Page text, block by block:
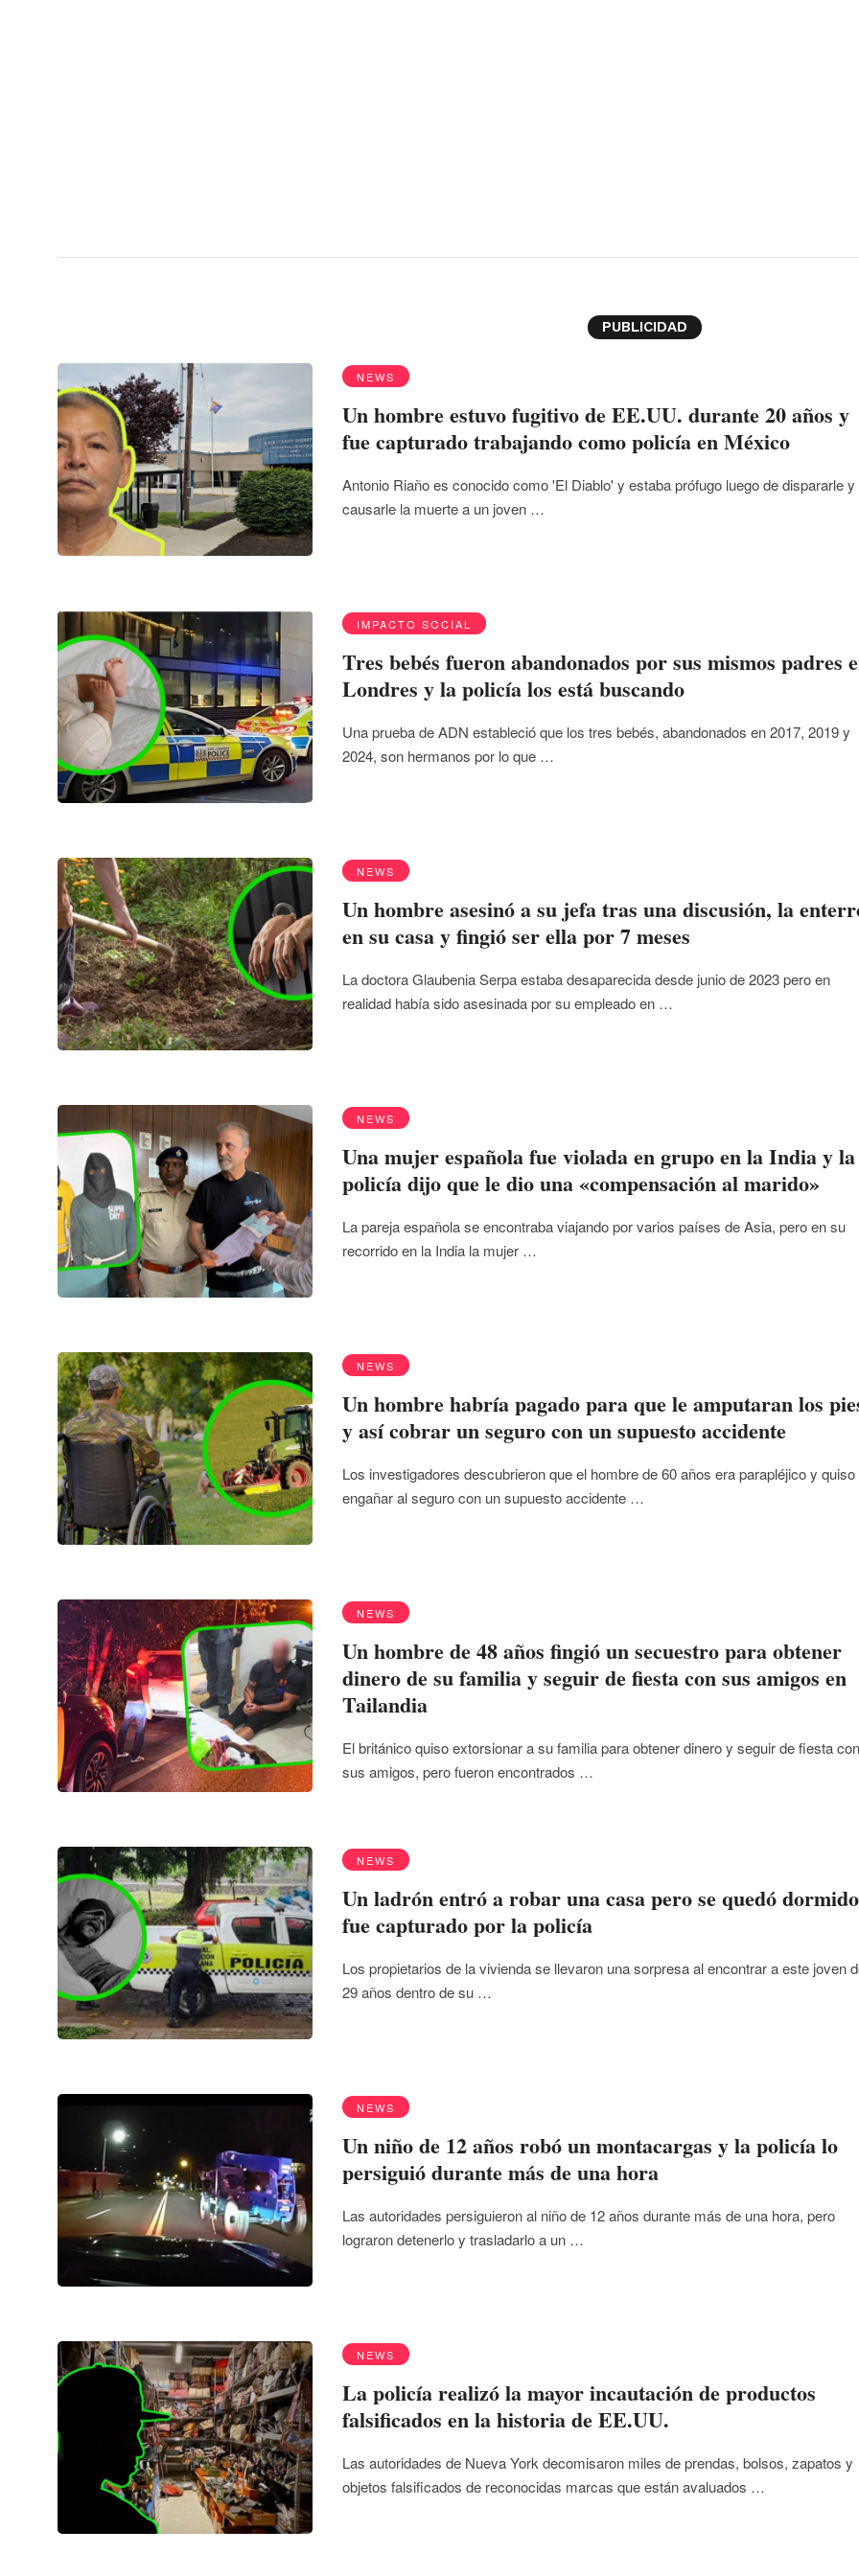
PUBLICIDAD
NEWS
Un hombre estuvo fugitivo de EE.UU. durante 20 años y
fue capturado trabajando como policía en México
Antonio Riaño es conocido como 'El Diablo' y estaba prófugo luego de dispararle y
causarle la muerte a un joven …
IMPACTO SOCIAL
Tres bebés fueron abandonados por sus mismos padres
Londres y la policía los está buscando
Una prueba de ADN estableció que los tres bebés, abandonados en 2017, 2019 y
2024, son hermanos por lo que …
NEWS
Un hombre asesinó a su jefa tras una discusión, la
en su casa y fingió ser ella por 7 meses
La doctora Glaubenia Serpa estaba desaparecida desde junio de 2023 pero en
realidad había sido asesinada por su empleado en …
NEWS
Una mujer española fue violada en grupo en la India y la
policía dijo que le dio una «compensación al marido»
La pareja española se encontraba viajando por varios países de Asia, pero en su
recorrido en la India la mujer …
NEWS
Un hombre habría pagado para que le amputaran los
y así cobrar un seguro con un supuesto accidente
Los investigadores descubrieron que el hombre de 60 años era parapléjico y quiso
engañar al seguro con un supuesto accidente …
NEWS
Un hombre de 48 años fingió un secuestro para obtener
dinero de su familia y seguir de fiesta con sus amigos en
Tailandia
El británico quiso extorsionar a su familia para obtener dinero y seguir de fiesta
sus amigos, pero fueron encontrados …
NEWS
Un ladrón entró a robar una casa pero se quedó
fue capturado por la policía
Los propietarios de la vivienda se llevaron una sorpresa al encontrar a este joven
29 años dentro de su …
NEWS
Un niño de 12 años robó un montacargas y la policía lo
persiguió durante más de una hora
Las autoridades persiguieron al niño de 12 años durante más de una hora, pero
lograron detenerlo y trasladarlo a un …
NEWS
La policía realizó la mayor incautación de productos
falsificados en la historia de EE.UU.
Las autoridades de Nueva York decomisaron miles de prendas, bolsos, zapatos y
objetos falsificados de reconocidas marcas que están avaluados …